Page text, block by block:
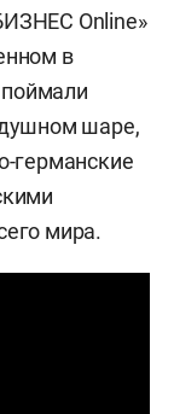
Online»
в
поймали
шаре,
германские
мира.